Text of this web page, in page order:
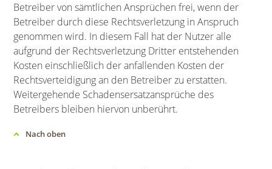
Betreiber von sämtlichen Ansprüchen frei, wenn der
Betreiber durch diese Rechtsverletzung in Anspruch
genommen wird. In diesem Fall hat der Nutzer alle
aufgrund der Rechtsverletzung Dritter entstehenden
Kosten einschließlich der anfallenden Kosten der
Rechtsverteidigung an den Betreiber zu erstatten.
Weitergehende Schadensersatzansprüche des
Betreibers bleiben hiervon unberührt.
Nach oben